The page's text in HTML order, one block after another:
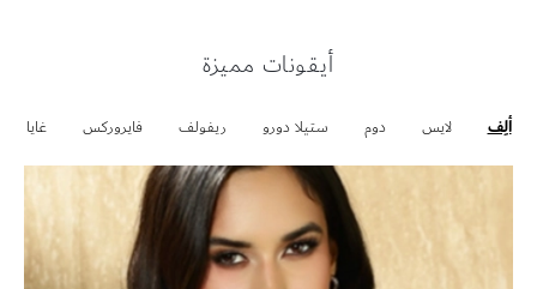
أيقونات مميزة
ألِف لايس دوم ستيلا دورو ريفولف فايروركس غايا